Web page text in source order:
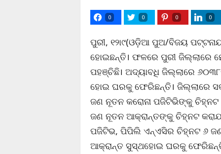
0 0 0 0
ପୁରୀ, ୧୨ା୯(ଓଡ଼ିଆ ପୁଅ/ବିଜୟ
ହୋଇଛନ୍ତି। ଫଳରେ ପୁରୀ ଜିଲ୍ଲାରେ
ପହଞ୍ଚିଛି। ଅଦ୍ୟାବଧି ଜିଲ୍ଲାରେ
ହୋଇ ଘରକୁ ଫେରିଛନ୍ତି। ଜିଲ୍ଲାରେ
ଜଣ ନୂତନ କରୋନା ପଜିଟିଭିଙ୍କୁ ଚିହ୍ନଟ
ଜଣ ନୂତନ ଆକ୍ରାନ୍ତଙ୍କୁ ଚିହ୍ନଟ
ପଜିଟିଭ, ପିପିଲି ଏନ୍ଏସିର ଚିହ୍ନଟ ୬ ଜଣ
ଆକ୍ରାନ୍ତ ସୁସ୍ଥହୋଇ ଘରକୁ